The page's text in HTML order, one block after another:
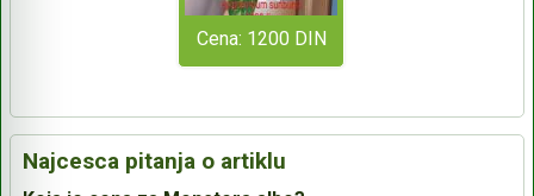
Cena: 1200 DIN
Najcesca pitanja o artiklu